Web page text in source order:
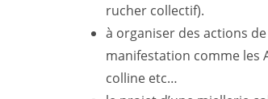
rucher collectif).
à organiser des actions
manifestation comme les
colline etc…